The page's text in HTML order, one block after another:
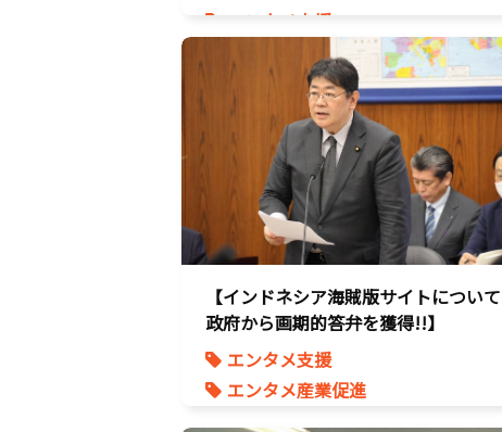
エンタメ支援
エンタメ産業促進
デジタル著作権
国会質疑
海賊版
知的財産
経済政策
著作権
【インドネシア海賊版サイトについて
政府から画期的答弁を獲得!!】
エンタメ支援
エンタメ産業促進